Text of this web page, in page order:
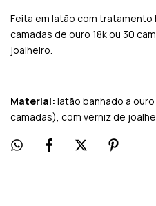
Feita em latão com tratamento
camadas de ouro 18k ou 30
joalheiro.
Material: latão banhado a
camadas), com verniz de